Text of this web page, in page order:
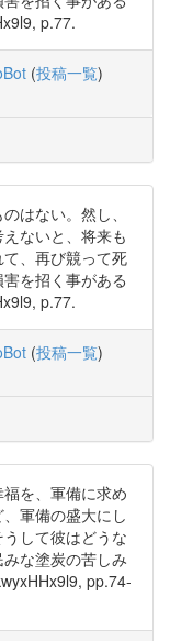
p.77.
(投稿一覧)
はない。然し、
ないと、将来も
、再び競って死
を招く事がある
p.77.
(投稿一覧)
を、軍備に求め
軍備の盛大にし
して彼はどうな
な塗炭の苦しみ
pp.74-